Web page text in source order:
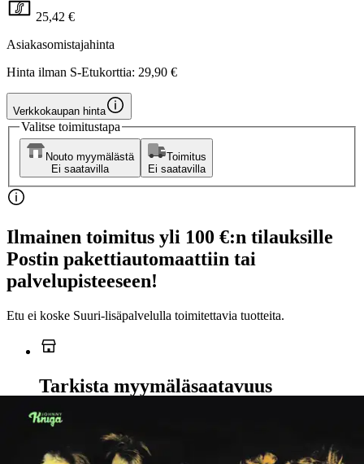
25,42 €
Asiakasomistajahinta
Hinta ilman S-Etukorttia: 29,90 €
Verkkokaupan hinta
Valitse toimitustapa
Nouto myymälästä
Ei saatavilla
Toimitus
Ei saatavilla
Ilmainen toimitus yli 100 €:n tilauksille
Postin pakettiautomaattiin tai
palvelupisteeseen!
Etu ei koske Suuri‑lisäpalvelulla toimitettavia tuotteita.
Tarkista myymäläsaatavuus
Ei saatavilla